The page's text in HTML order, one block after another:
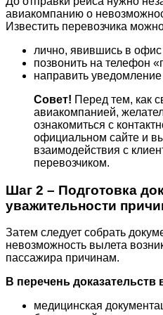
авиакомпанию о
Известить перевозчика
лично, явившись в
позвонить на телефон
направить
Совет! Перед тем, как
авиакомпанией,
ознакомиться с
официальном сайте и
взаимодействия с
перевозчиком.
Шаг 2 – Подготовка
уважительности
Затем следует собрать
невозможность вылета
пассажира причинам.
В перечень доказательств
медицинская